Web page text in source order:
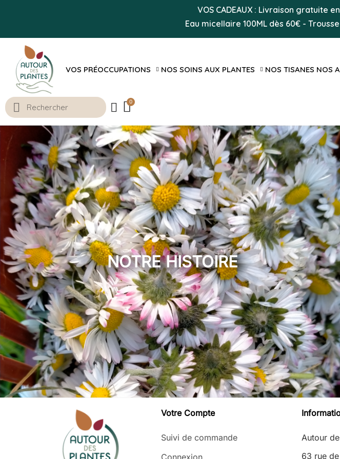
VOS CADEAUX : Livraison gratuite
Eau micellaire 100ML dès 60€ -
VOS PRÉOCCUPATIONS NOS SOINS AUX PLANTES NOS TISANES NOS
NOTRE HISTOIRE
Votre Compte
Suivi de commande
Autour
63 rue